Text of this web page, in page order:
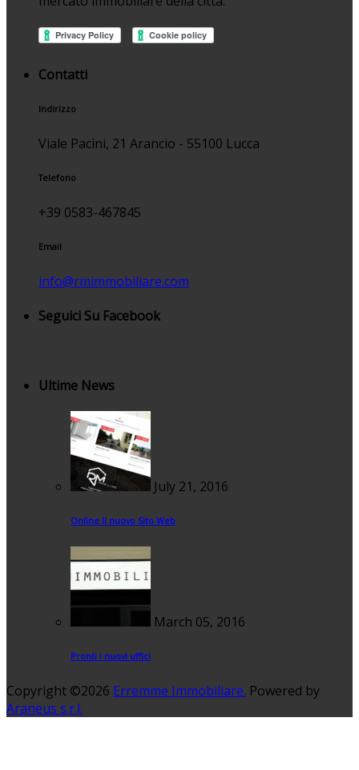
Contatti
Indirizzo
Viale Pacini, 21 Arancio - 55100 Lucca
Telefono
+39 0583-467845
Email
info@rmimmobiliare.com
Seguici Su Facebook
Ultime News
July 21, 2016
Online Il nuovo Sito Web
March 05, 2016
Pronti i nuovi uffici
Copyright ©2026 Erremme Immobiliare. Powered by
Araneus s.r.l.